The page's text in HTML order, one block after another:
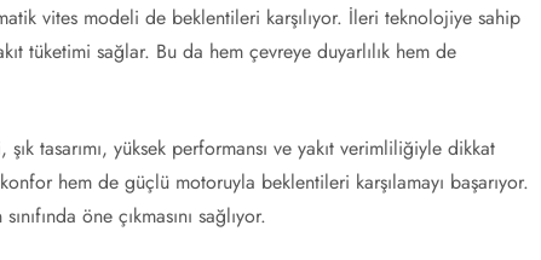
vites modeli de beklentileri karşılıyor. İleri teknolojiye sahip
tüketimi sağlar. Bu da hem çevreye duyarlılık hem de
tasarımı, yüksek performansı ve yakıt verimliliğiyle dikkat
hem de güçlü motoruyla beklentileri karşılamayı başarıyor.
öne çıkmasını sağlıyor.